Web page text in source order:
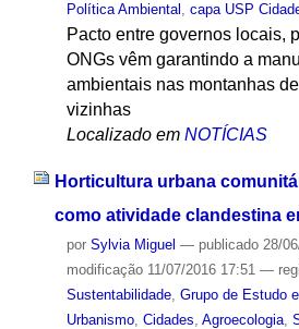
Política Ambiental , capa USP
Pacto entre governos locais,
ONGs vêm garantindo a
ambientais nas montanhas
vizinhas
Localizado em NOTÍCIAS
Horticultura urbana
como atividade clandestina
por Sylvia Miguel — publicado28/
modificação11/07/2016 17:51 —
Sustentabilidade, Grupo de Estudo
Urbanismo, Cidades Agroecologia,